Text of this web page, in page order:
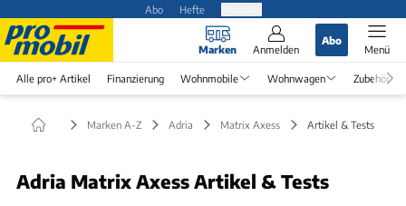
Abo Hefte
Marken Anmelden
Abo
Menü
Alle pro+ Artikel Finanzierung Wohnmobile Wohnwagen Zubehör
Marken A-Z Adria Matrix Axess Artikel & Tests
Adria Matrix Axess Artikel & Tests